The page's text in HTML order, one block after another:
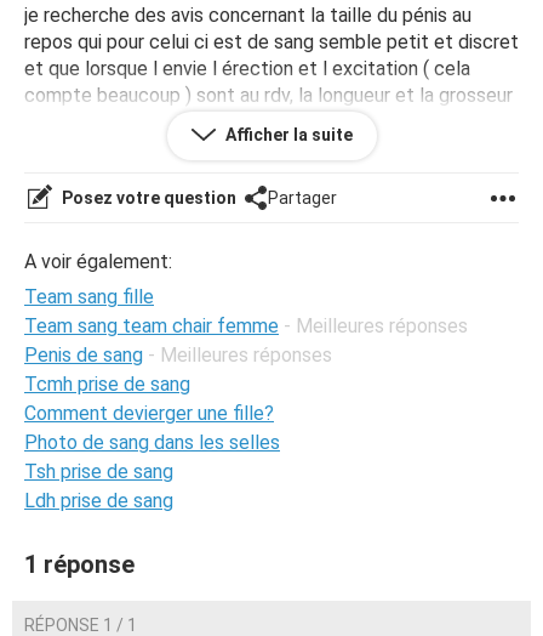
je recherche des avis concernant la taille du pénis au
repos qui pour celui ci est de sang semble petit et discret
et que lorsque l envie l érection et l excitation ( cela
compte beaucoup ) sont au rdv, la longueur et la grosseur
peuvent vraiment surprendre .
Afficher la suite
Posez votre question Partager
A voir également:
Team sang fille
Team sang team chair femme - Meilleures réponses
Penis de sang - Meilleures réponses
Tcmh prise de sang
Comment devierger une fille?
Photo de sang dans les selles
Tsh prise de sang
Ldh prise de sang
1 réponse
RÉPONSE 1 / 1